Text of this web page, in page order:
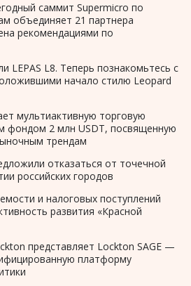
саммит Supermicro по
объединяет 21 партнера
рекомендациями по
LEPAS L8. Теперь познакомьтесь с
начало стилю Leopard
мультиактивную торговую
фондом 2 млн USDT, посвященную
трендам
отказаться от точечной
российских городов
и налоговых поступлений
развития «Красной
представляет Lockton SAGE —
платформу